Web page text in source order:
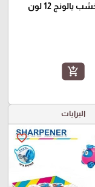
يالونج 12 لون
add_shopping_cart
البرايات
favorite_border